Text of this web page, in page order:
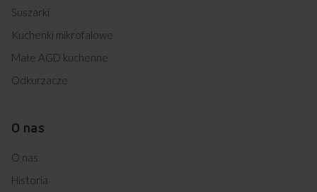
Suszarki
Kuchenki mikrofalowe
Małe AGD kuchenne
Odkurzacze
O nas
O nas
Historia